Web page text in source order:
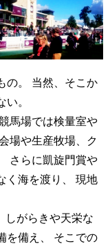
の。 当然、そこか
。
馬場では検量室や
場や生産牧場、ク
さらに凱旋門賞や
く海を渡り、 現地
しがらきや天栄な
を備え、 そこでの